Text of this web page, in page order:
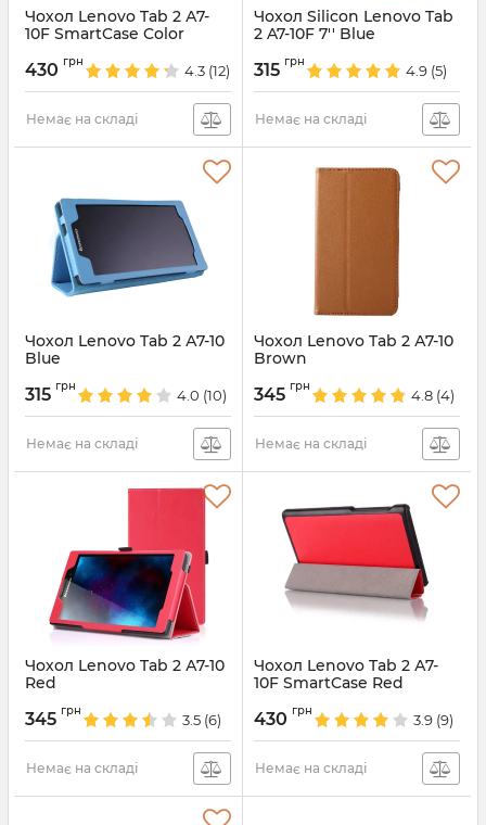
Чохол Lenovo Tab 2 А7-
10F SmartCase Color
430 грн
4.3 (12)
Немає на складі
Чохол Silicon Lenovo Tab
2 A7-10F 7'' Blue
315 грн
4.9 (5)
Немає на складі
Чохол Lenovo Tab 2 А7-10
Blue
315 грн
4.0 (10)
Немає на складі
Чохол Lenovo Tab 2 А7-10
Brown
345 грн
4.8 (4)
Немає на складі
Чохол Lenovo Tab 2 А7-10
Red
345 грн
3.5 (6)
Немає на складі
Чохол Lenovo Tab 2 А7-
10F SmartCase Red
430 грн
3.9 (9)
Немає на складі